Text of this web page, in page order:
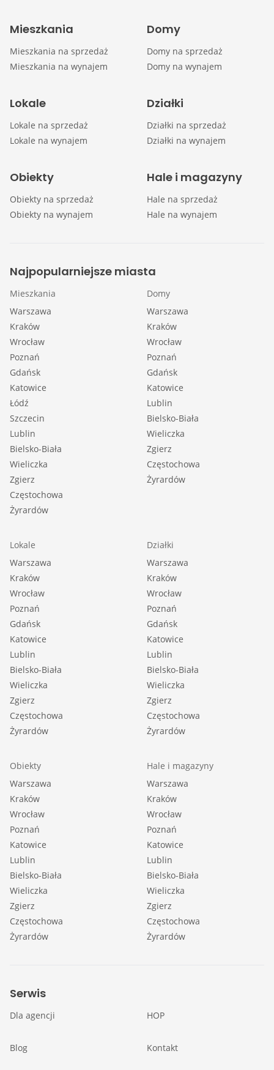
Mieszkania
Mieszkania na sprzedaż
Mieszkania na wynajem
Domy
Domy na sprzedaż
Domy na wynajem
Lokale
Lokale na sprzedaż
Lokale na wynajem
Działki
Działki na sprzedaż
Działki na wynajem
Obiekty
Obiekty na sprzedaż
Obiekty na wynajem
Hale i magazyny
Hale na sprzedaż
Hale na wynajem
Najpopularniejsze miasta
Mieszkania
Warszawa
Kraków
Wrocław
Poznań
Gdańsk
Katowice
Łódź
Szczecin
Lublin
Bielsko-Biała
Wieliczka
Zgierz
Częstochowa
Żyrardów
Domy
Warszawa
Kraków
Wrocław
Poznań
Gdańsk
Katowice
Lublin
Bielsko-Biała
Wieliczka
Zgierz
Częstochowa
Żyrardów
Lokale
Warszawa
Kraków
Wrocław
Poznań
Gdańsk
Katowice
Lublin
Bielsko-Biała
Wieliczka
Zgierz
Częstochowa
Żyrardów
Działki
Warszawa
Kraków
Wrocław
Poznań
Gdańsk
Katowice
Lublin
Bielsko-Biała
Wieliczka
Zgierz
Częstochowa
Żyrardów
Obiekty
Warszawa
Kraków
Wrocław
Poznań
Katowice
Lublin
Bielsko-Biała
Wieliczka
Zgierz
Częstochowa
Żyrardów
Hale i magazyny
Warszawa
Kraków
Wrocław
Poznań
Katowice
Lublin
Bielsko-Biała
Wieliczka
Zgierz
Częstochowa
Żyrardów
Serwis
Dla agencji HOP
Blog Kontakt